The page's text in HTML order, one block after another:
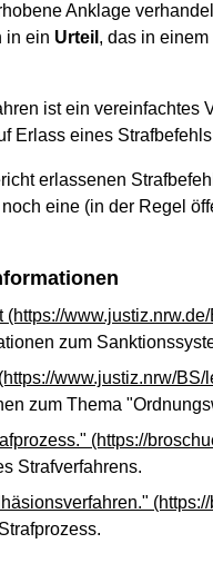
Anklage
in ein Urteil , das in einem
ist ein vereinfachtes
Erlass eines
erlassenen
eine (in der Regel
(https://
zum
(https://www.justiz.nrw/
zum Thema
(https://
Strafverfahrens.